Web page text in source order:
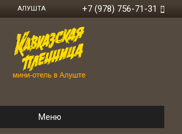
АЛУШТА +7 (978) 756-71-31
Меню